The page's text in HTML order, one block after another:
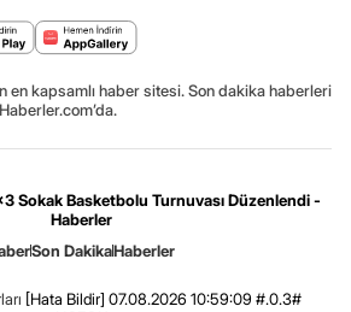
en kapsamlı haber sitesi. Son dakika haberleri
Sokak Basketbolu Turnuvası Düzenlendi -
Haberler
Son DakikaHaberler
[Hata Bildir] 07.08.2026 10:59:09 #.0.3#